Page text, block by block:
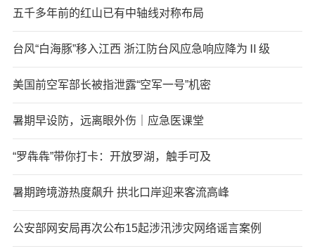
五千多年前的红山已有中轴线对称布局
台风“白海豚”移入江西 浙江防台风应急响应降为Ⅱ级
美国前空军部长被指泄露“空军一号”机密
暑期早设防，远离眼外伤｜应急医课堂
“罗犇犇”带你打卡：开放罗湖，触手可及
暑期跨境游热度飙升 拱北口岸迎来客流高峰
公安部网安局再次公布15起涉汛涉灾网络谣言案例